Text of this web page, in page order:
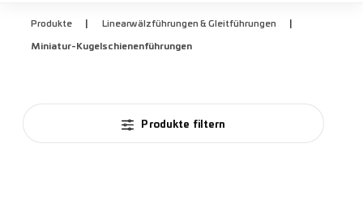
Produkte | Linearwälzführungen & Gleitführungen |
Miniatur-Kugelschienenführungen
Produkte filtern